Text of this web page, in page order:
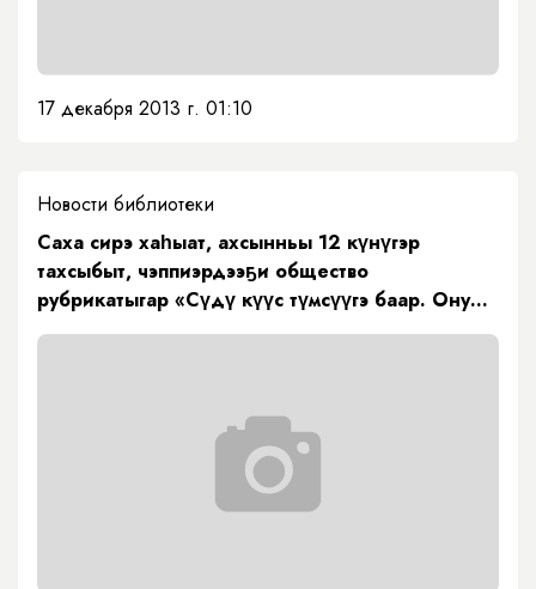
17 декабря 2013 г. 01:10
Новости библиотеки
Саха сирэ хаһыат, ахсынньы 12 күнүгэр
тахсыбыт, чэппиэрдээҕи общество
рубрикатыгар «Сүдү күүс түмсүүгэ баар. Ону
туһаныахха» диэн М.Е. Николаев интервьютун